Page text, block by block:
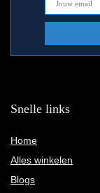
Snelle links
Home
Alles winkelen
Blogs